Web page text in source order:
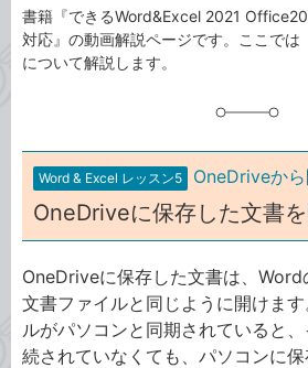
書籍『できるWord&Excel 2021
対応』の動画解説ページです。ここでは
について解説します。
Word & Excel レッスン5 OneDriveから
OneDriveに保存した文書
OneDriveに保存した文書は、
文書ファイルと同じように開けま
ルがパソコンと同期されていると
続されていなくても、パソコンに